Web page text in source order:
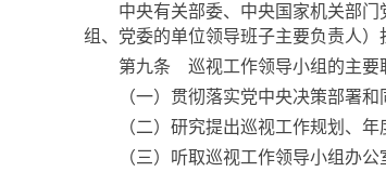
中央有关部委、中央国家机关部门
组、党委的单位领导班子主要负责人
第九条 巡视工作领导小组的主要
（一）贯彻落实党中央决策部署和
（二）研究提出巡视工作规划、年
（三）听取巡视工作领导小组办公